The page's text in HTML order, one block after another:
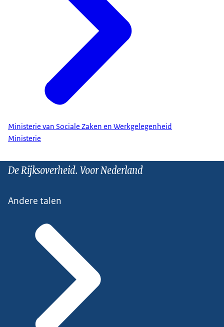
Ministerie van Sociale Zaken en Werkgelegenheid
Ministerie
De Rijksoverheid. Voor Nederland
Andere talen